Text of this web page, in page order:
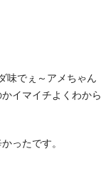
味でぇ～アメちゃん
イマイチよくわから
ったです。